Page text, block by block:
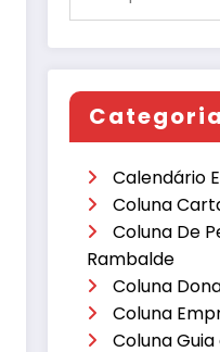
Calendário
Coluna
Coluna De
Rambalde
Coluna
Coluna
Coluna